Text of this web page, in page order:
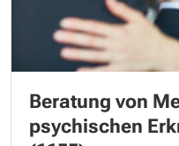
Beratung von
psychischen